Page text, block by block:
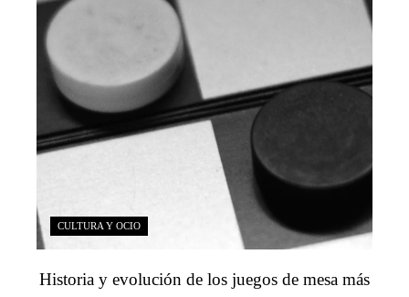
CULTURA Y OCIO
Historia y evolución de los juegos de mesa más